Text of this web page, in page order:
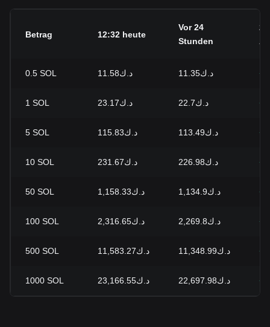
Betrag 12:32 heute
Vor 24
Stunden
0.5 SOL د.ك11.58 د.ك11.35
1 SOL د.ك23.17 د.ك22.7
5 SOL د.ك115.83 د.ك113.49
10 SOL د.ك231.67 د.ك226.98
50 SOL د.ك1,158.33 د.ك1,134.9
100 SOL د.ك2,316.65 د.ك2,269.8
500 SOL د.ك11,583.27 د.ك11,348.99
1000 SOL د.ك23,166.55 د.ك22,697.98